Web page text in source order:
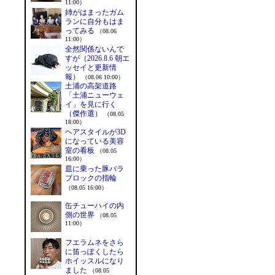
11:00）
姉がはまったガム
ランに自分もはま
ってみる
（08.06
11:00）
全然関係ないんで
すが（2026.8.6 朝エ
ッセイと更新情
報）
（08.06 10:00）
土浦の高架道路
「土浦ニューウェ
イ」を見に行く
（傑作選）
（08.05
18:00）
ヘアスタイルが3D
になっている美容
室の看板
（08.05
16:00）
皿に乗った豚バラ
ブロックの指輪
（08.05 16:00）
缶チューハイの内
側の世界
（08.05
11:00）
フエラムネをさら
に笛っぽくしたら
ホイッスルになり
ました
（08.05